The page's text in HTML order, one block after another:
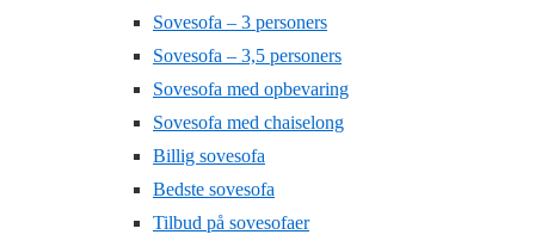
Sovesofa – 3 personers
Sovesofa – 3,5 personers
Sovesofa med opbevaring
Sovesofa med chaiselong
Billig sovesofa
Bedste sovesofa
Tilbud på sovesofaer